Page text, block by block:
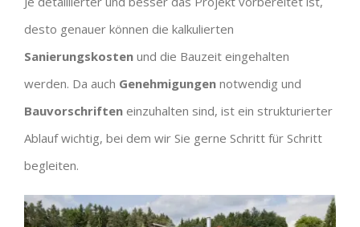
desto genauer können die kalkulierten
Sanierungskosten und die Bauzeit eingehalten
werden. Da auch Genehmigungen notwendig und
Bauvorschriften einzuhalten sind, ist ein strukturierter
Ablauf wichtig, bei dem wir Sie gerne Schritt für Schritt
begleiten.